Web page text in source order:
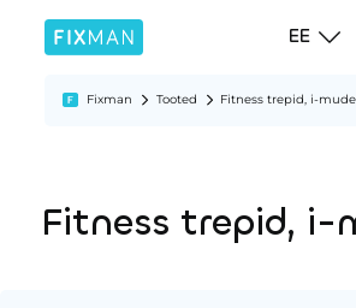
EE
Fixman Tooted Fitness trepid, i-
Fitness trepid, i-